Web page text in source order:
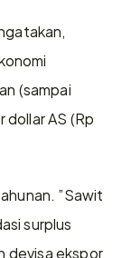
(sampai
AS (Rp
”Sawit
surplus
devisa ekspor